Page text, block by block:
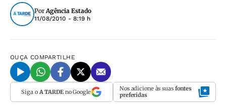
PorAgência Estado
11/08/2010 - 8:19 h
OUÇA COMPARTILHE
Siga o A TARDEno Google Nos adicione às suas fontes
preferidas